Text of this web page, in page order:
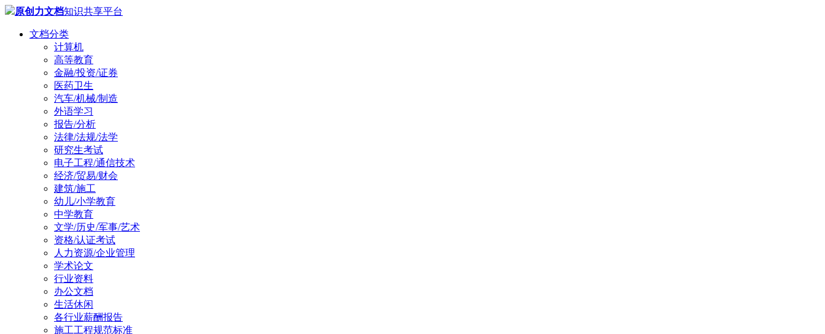
原创力文档知识共享平台
文档分类
计算机
高等教育
金融/投资/证券
医药卫生
汽车/机械/制造
外语学习
报告/分析
法律/法规/法学
研究生考试
电子工程/通信技术
经济/贸易/财会
建筑/施工
幼儿/小学教育
中学教育
文学/历史/军事/艺术
资格/认证考试
人力资源/企业管理
学术论文
行业资料
办公文档
生活休闲
各行业薪酬报告
施工工程规范标准